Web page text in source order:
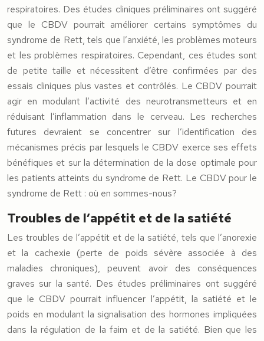
respiratoires. Des études cliniques préliminaires ont suggéré
que le CBDV pourrait améliorer certains symptômes du
syndrome de Rett, tels que l’anxiété, les problèmes moteurs
et les problèmes respiratoires. Cependant, ces études sont
de petite taille et nécessitent d’être confirmées par des
essais cliniques plus vastes et contrôlés. Le CBDV pourrait
agir en modulant l’activité des neurotransmetteurs et en
réduisant l’inflammation dans le cerveau. Les recherches
futures devraient se concentrer sur l’identification des
mécanismes précis par lesquels le CBDV exerce ses effets
bénéfiques et sur la détermination de la dose optimale pour
les patients atteints du syndrome de Rett. Le CBDV pour le
syndrome de Rett : où en sommes-nous?
Troubles de l’appétit et de la satiété
Les troubles de l’appétit et de la satiété, tels que l’anorexie
et la cachexie (perte de poids sévère associée à des
maladies chroniques), peuvent avoir des conséquences
graves sur la santé. Des études préliminaires ont suggéré
que le CBDV pourrait influencer l’appétit, la satiété et le
poids en modulant la signalisation des hormones impliquées
dans la régulation de la faim et de la satiété. Bien que les